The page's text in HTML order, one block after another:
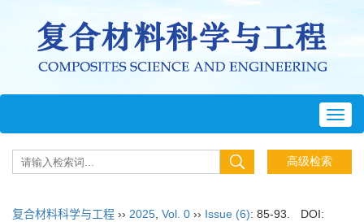
复合材料科学与工程 ›› 2025, Vol. 0 ›› Issue (6): 85-93.
DOI: